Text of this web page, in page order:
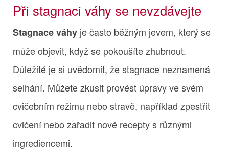
Při stagnaci váhy se nevzdávejte
Stagnace váhy je často běžným jevem, který se
může objevit, když se pokoušíte zhubnout.
Důležité je si uvědomit, že stagnace neznamená
selhání. Můžete zkusit provést úpravy ve svém
cvičebním režimu nebo stravě, například zpestřit
cvičení nebo zařadit nové recepty s různými
ingrediencemi.